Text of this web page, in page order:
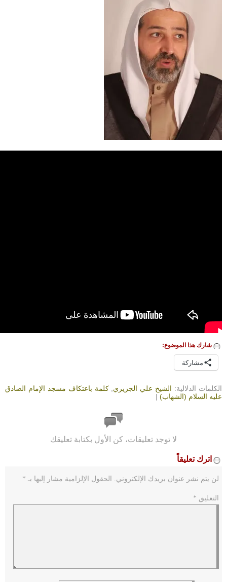
شارك هذا الموضوع:
مشاركة
الكلمات الدلالية: الشيخ علي الجزيري ,كلمة باعتكاف مسجد الإمام الصادق
عليه السلام (الشهاب) |
لا توجد تعليقات، كن الأول بكتابة تعليقك
اترك تعليقاً
لن يتم نشر عنوان بريدك الإلكتروني. الحقول الإلزامية مشار إليها بـ *
التعليق *